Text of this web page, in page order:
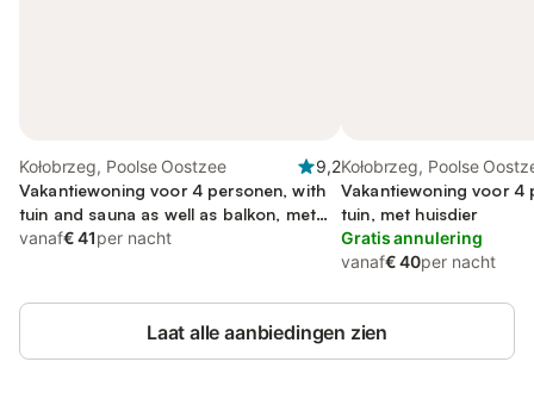
Kołobrzeg, Poolse Oostzee
9,2
Vakantiewoning voor 4 personen, with
tuin and sauna as well as balkon, met
huisdier
vanaf€ 41per nacht
Kołobrzeg, Poolse
Vakantiewoning voor 4
tuin, met huisdier
Gratis annulering
vanaf€ 40per nacht
Laat alle aanbiedingen zien